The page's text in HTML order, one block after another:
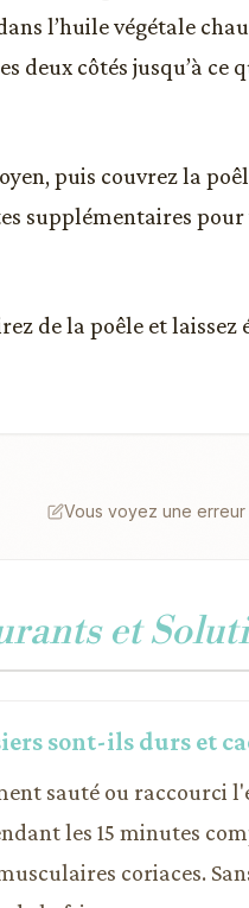
l’huile végétale
deux côtés jusqu’à ce
puis couvrez la
supplémentaires
de la poêle et
Vous voyez une erreur
et
sont-ils durs et
sauté ou raccourci
les 15 minutes
coriaces.